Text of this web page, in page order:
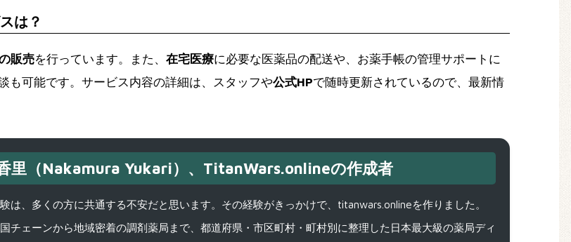
は？
販売を行っています。また、 在宅医療に必要な医薬品の配送や、お薬手帳の管理サポートに
も可能です。サービス内容の詳細は、スタッフや公式HPで随時更新されているので、最新情
里（Nakamura Yukari）、TitanWars.onlineの作成者
は、多くの方に共通する不安だと思います。その経験がきっかけで、titanwars.onlineを作りました。
チェーンから地域密着の調剤薬局まで、都道府県・市区町村・町村別に整理した日本最大級の薬局ディ